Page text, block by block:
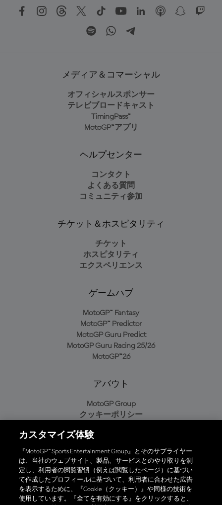
メディア＆コマーシャル
オフィシャルスポンサー
テレビブロードキャスト
TimingPass™
MotoGP™アプリ
ヘルプセンター
コンタクト
よくある質問
コミュニティ参加
チケット＆ホスピタリティ
チケット
ホスピタリティ
エクスペリエンス
ゲームハブ
MotoGP™ Fantasy
MotoGP™ Predictor
MotoGP Guru Predict
MotoGP Guru Racing 25/26
MotoGP™26
アバウト
MotoGP Group
クッキーポリシー
プライバシーポリシー
購入ポリシー
オフィシャルアプリ
カスタマイズ体験
『MotoGP™ Sports Entertainment Group』とそのサプライヤー
は、当社のウェブサイト、製品、サービスとのやり取りを測
定し、利用者の閲覧習慣（例えば閲覧したページ）に基づい
て作成したプロフィールに基づいて、利用者に合わせた広告
を表示するために、『Cookie（クッキー）』や同様の技術を
使用しています。『全てを有効にする』をクリックすると、